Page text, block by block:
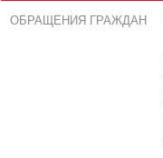
ОБРАЩЕНИЯ ГРАЖДАН